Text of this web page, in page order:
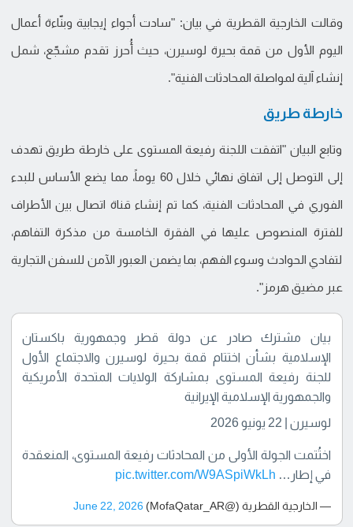
وقالت الخارجية القطرية في بيان: "سادت أجواء إيجابية وبنّاءة أعمال
اليوم الأول من قمة بحيرة لوسيرن، حيث أُحرز تقدم مشجّع، شمل
إنشاء آلية لمواصلة المحادثات الفنية".
خارطة طريق
وتابع البيان "اتفقت اللجنة رفيعة المستوى على خارطة طريق تهدف
إلى التوصل إلى اتفاق نهائي خلال 60 يوماً، مما يضع الأساس للبدء
الفوري في المحادثات الفنية، كما تم إنشاء قناة اتصال بين الأطراف
للفترة المنصوص عليها في الفقرة الخامسة من مذكرة التفاهم،
لتفادي الحوادث وسوء الفهم، بما يضمن العبور الآمن للسفن التجارية
عبر مضيق هرمز".
بيان مشترك صادر عن دولة قطر وجمهورية باكستان
الإسلامية بشأن اختتام قمة بحيرة لوسيرن والاجتماع الأول
للجنة رفيعة المستوى بمشاركة الولايات المتحدة الأمريكية
والجمهورية الإسلامية الإيرانية
لوسيرن | 22 يونيو 2026
اختُتمت الجولة الأولى من المحادثات رفيعة المستوى، المنعقدة
في إطار… pic.twitter.com/W9ASpiWkLh
— الخارجية القطرية (@MofaQatar_AR) June 22, 2026